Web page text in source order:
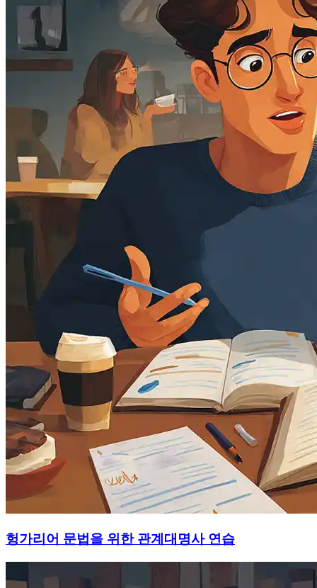
헝가리어 문법을 위한 관계대명사 연습